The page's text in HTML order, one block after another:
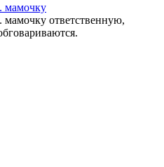
мамочку
ответственную,